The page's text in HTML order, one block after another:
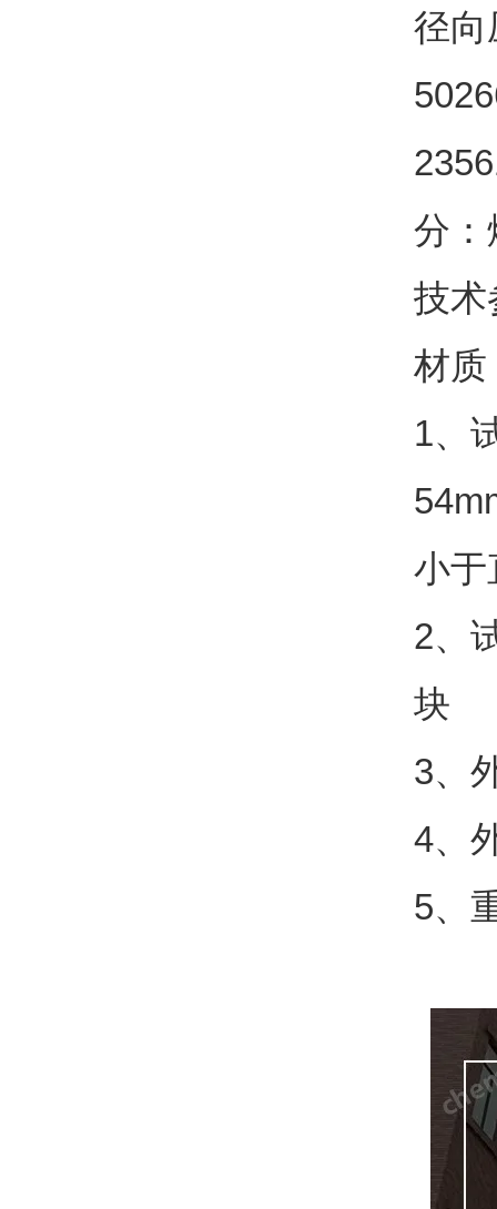
径向
分：
技术
材质
1、
小于
2、
块
3、
4、
5、